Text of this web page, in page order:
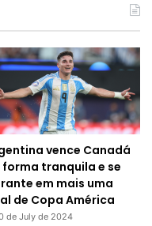
vence Canadá
forma tranquila e se
em mais uma
de Copa América
de July de 2024